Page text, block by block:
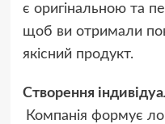
є оригінальною та
щоб ви отримали
якісний продукт.
Створення
Компанія формує